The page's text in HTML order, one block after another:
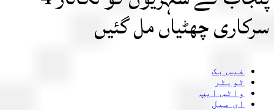
چھٹیاں مل گئیں
فیس بک
ٹویٹر
واٹس ایپ
ای میل